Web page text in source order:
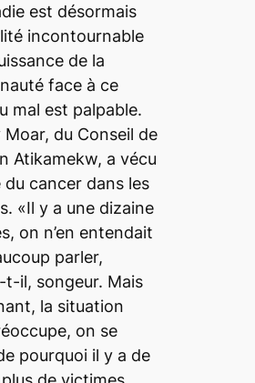
est désormais
incontournable
de la
face à ce
mal est palpable.
du Conseil de
Atikamekw, a vécu
du cancer dans les
«Il y a une dizaine
on n’en entendait
parler,
t-il, songeur. Mais
la situation
on se
pourquoi il y a de